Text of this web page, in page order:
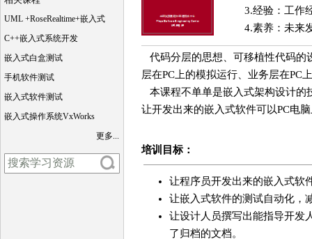
UML +RoseRealtime+嵌入式
C++嵌入式系统开发
嵌入式白盒测试
手机软件测试
嵌入式软件测试
嵌入式操作系统VxWorks
更多...
3.经验：工作
4.素养：未来
代码分层的思想、可移植性代码的
层在PC上的模拟运行、业务层在PC
本课程不单单是嵌入式架构设计的
让开发出来的嵌入式软件可以PC电
培训目标：
让程序员开发出来的嵌入式软
让嵌入式软件的测试自动化，
让设计人员撰写出能指导开发
了归档的文档。